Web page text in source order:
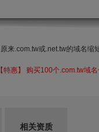
来.com.tw或.net.tw的域名缩
【特惠】 购买100个.com.tw域
相关资质